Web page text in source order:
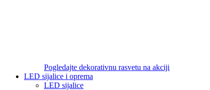
Pogledajte dekorativnu rasvetu na akciji
LED sijalice i oprema
LED sijalice